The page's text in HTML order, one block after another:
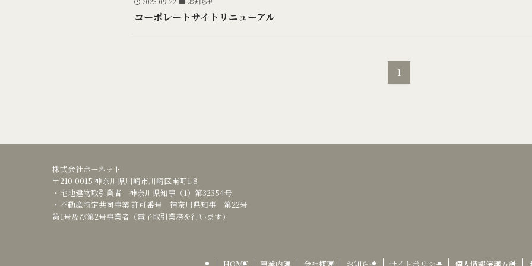
コーポレートサイトリニューアル
1
株式会社ホーネット
〒210-0015 神奈川県川崎市川崎区南町1-8
・宅地建物取引業者 神奈川県知事（1）第32354号
・不動産特定共同事業 許可番号 神奈川県知事 第22号
第1号及び第2号事業者（電子取引業務を行います）